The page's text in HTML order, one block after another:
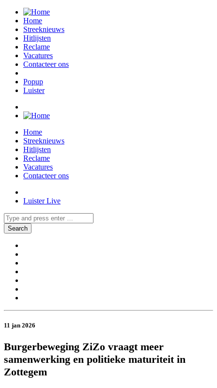
Home
Streeknieuws
Hitlijsten
Reclame
Vacatures
Contacteer ons
Popup
Luister
Home
Streeknieuws
Hitlijsten
Reclame
Vacatures
Contacteer ons
Luister Live
11 jan 2026
Burgerbeweging ZiZo vraagt meer
samenwerking en politieke maturiteit in
Zottegem